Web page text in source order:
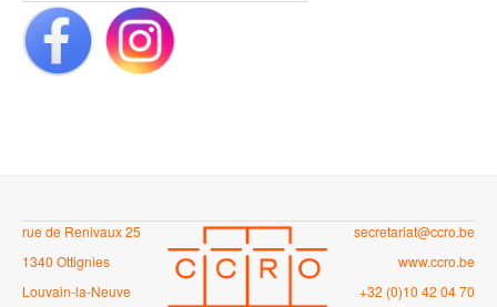
rue de Renivaux 25
1340 Ottignies
Louvain-la-Neuve
secretariat@ccro.be
www.ccro.be
+32 (0)10 42 04 70